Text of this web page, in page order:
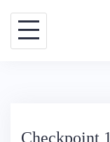
Skip
Checkpoint 1